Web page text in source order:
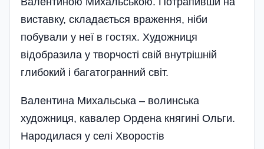
виставку, складається враження, ніби
побували у неї в гостях. Художниця
відобразила у творчості свій внутрішній
глибокий і багато­гранний світ.
Валентина Михальська – волинська
художниця, кавалер Ордена княгині Ольги.
Народилася у селі Хворостів